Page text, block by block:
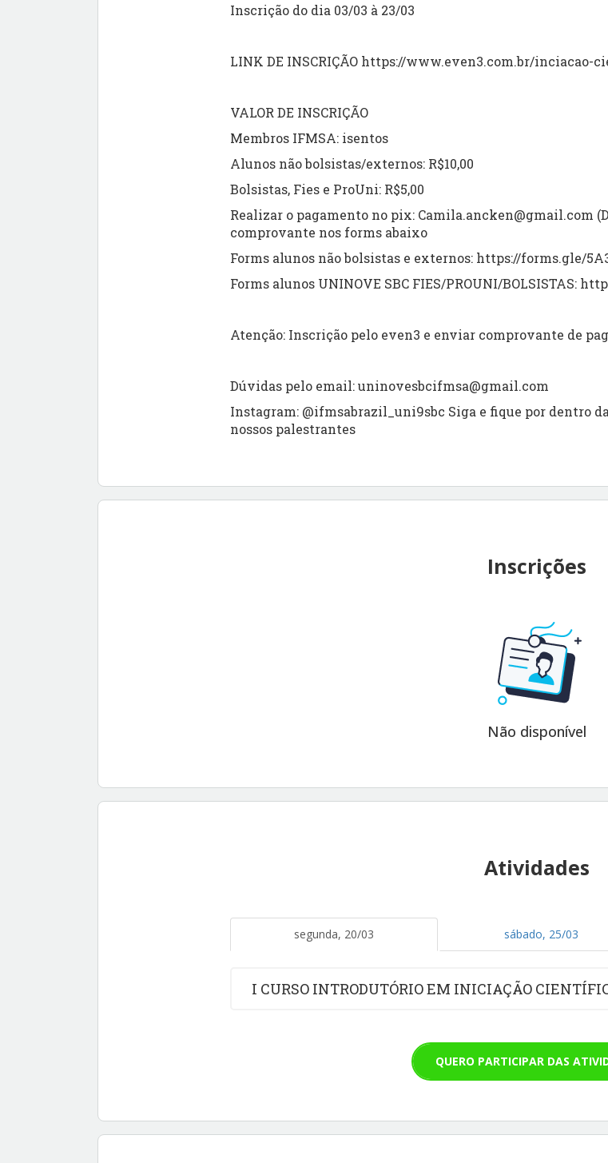
Inscrição do dia 03/03 à 23/03
LINK DE INSCRIÇÃO https://www.even3.com.br/
VALOR DE INSCRIÇÃO
Membros IFMSA: isentos
Alunos não bolsistas/externos: R$10,00
Bolsistas, Fies e ProUni: R$5,00
Realizar o pagamento no pix: Camila.ancken@gmail.com
comprovante nos forms abaixo
Forms alunos não bolsistas e externos: https://forms.gle/
Forms alunos UNINOVE SBC FIES/PROUNI/BOLSISTAS:
Atenção: Inscrição pelo even3 e enviar comprovante de
Dúvidas pelo email: uninovesbcifmsa@gmail.com
Instagram: @ifmsabrazil_uni9sbc Siga e fique por dentro
nossos palestrantes
Inscrições
Não disponível
Atividades
segunda, 20/03 sábado, 25/03
I CURSO INTRODUTÓRIO EM INICIAÇÃO
QUERO PARTICIPAR DAS